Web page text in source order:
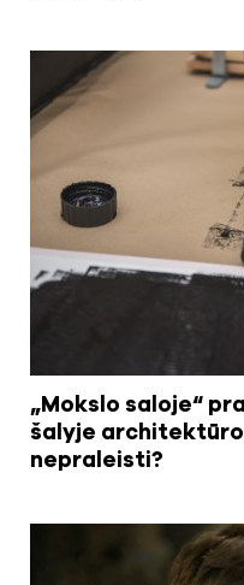
„Mokslo saloje“
šalyje
nepraleisti?